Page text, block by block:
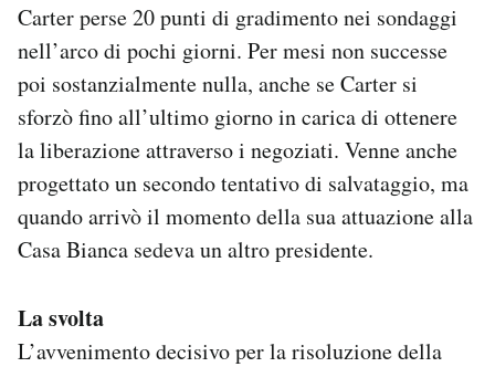
Carter perse 20 punti di gradimento nei sondaggi
nell’arco di pochi giorni. Per mesi non successe
poi sostanzialmente nulla, anche se Carter si
sforzò fino all’ultimo giorno in carica di ottenere
la liberazione attraverso i negoziati. Venne anche
progettato un secondo tentativo di salvataggio, ma
quando arrivò il momento della sua attuazione alla
Casa Bianca sedeva un altro presidente.
La svolta
L’avvenimento decisivo per la risoluzione della